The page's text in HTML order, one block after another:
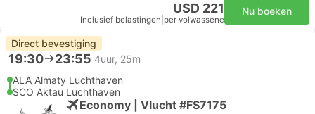
USD 221
Inclusief belastingen per volwassene
Nu boeken
Direct bevestiging
19:30 23:55 4uur, 25m
ALA Almaty Luchthaven
SCO Aktau Luchthaven
Economy | Vlucht #FS7175